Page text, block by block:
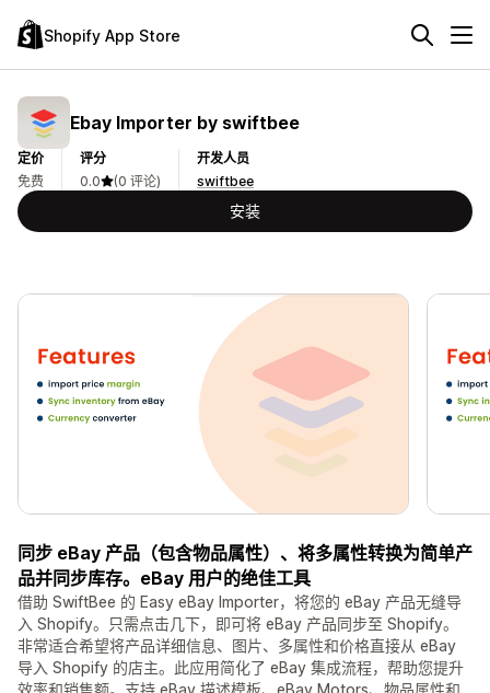
Shopify App Store
Ebay Importer by swiftbee
定价
免费
评分
0.0
(0 评论)
开发人员
swiftbee
安装
同步 eBay 产品（包含物品属性）、将多属性转换为简单产
品并同步库存。eBay 用户的绝佳工具
借助 SwiftBee 的 Easy eBay Importer，将您的 eBay 产品无缝导
入 Shopify。只需点击几下，即可将 eBay 产品同步至 Shopify。
非常适合希望将产品详细信息、图片、多属性和价格直接从 eBay
导入 Shopify 的店主。此应用简化了 eBay 集成流程，帮助您提升